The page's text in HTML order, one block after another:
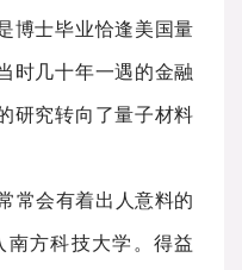
博士毕业恰逢美国量
时几十年一遇的金融
研究转向了量子材料
常会有着出人意料的
方科技大学。得益